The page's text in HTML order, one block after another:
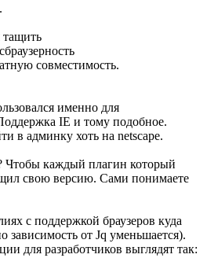
тащить
совместимость.
именно для
IE и тому подобное.
в админку хоть на netscape.
Чтобы каждый плагин который
свою версию. Сами понимаете
с поддержкой браузеров куда
зависимость от Jq уменьшается).
для разработчиков выглядят так: